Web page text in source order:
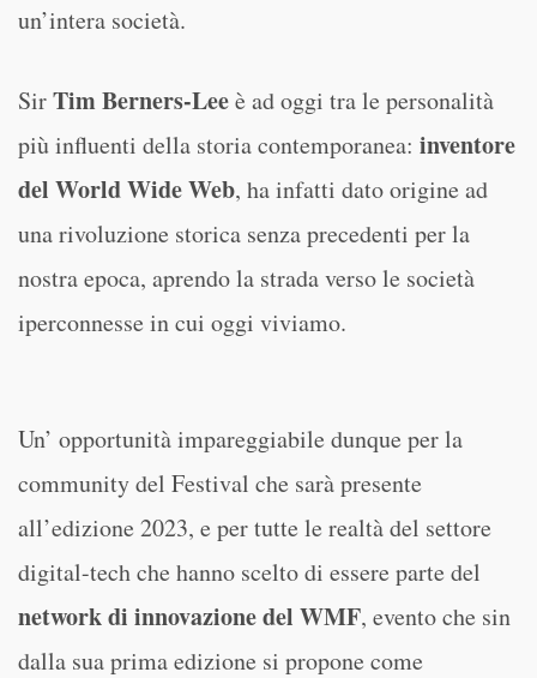
un’intera società.
SirTim Berners-Leeè ad oggi tra le personalità
più influenti della storia contemporanea: inventore
del World Wide Web, ha infatti dato origine ad
una rivoluzione storica senza precedenti per la
nostra epoca, aprendo la strada verso le società
iperconnesse in cui oggi viviamo.
Un’ opportunità impareggiabile dunque per la
community del Festival che sarà presente
all’edizione 2023, e per tutte le realtà del settore
digital-tech che hanno scelto di essere parte del
network di innovazione del WMF, evento che sin
dalla sua prima edizione si propone come